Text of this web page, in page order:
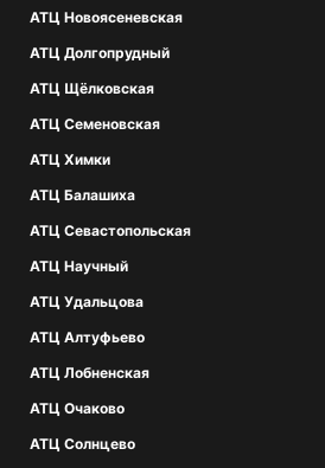
АТЦ Новоясеневская
АТЦ Долгопрудный
АТЦ Щёлковская
АТЦ Семеновская
АТЦ Химки
АТЦ Балашиха
АТЦ Севастопольская
АТЦ Научный
АТЦ Удальцова
АТЦ Алтуфьево
АТЦ Лобненская
АТЦ Очаково
АТЦ Солнцево